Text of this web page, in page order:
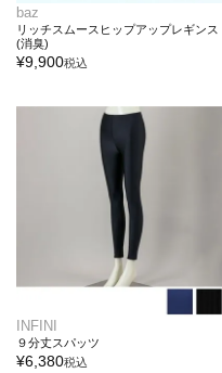
baz
リッチスムースヒップアップレギンス
(消臭)
¥9,900税込
INFINI
９分丈スパッツ
¥6,380税込